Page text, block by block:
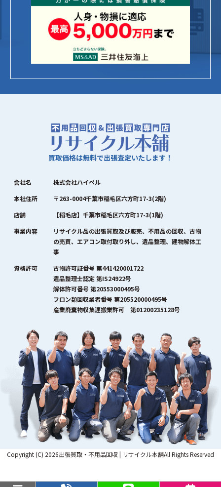
買取価格は無料で出張査定いたします！
会社名
株式会社ハイペル
本社住所
〒263-0004千葉市稲毛区六方町17-3(2階)
店舗
【稲毛店】千葉市稲毛区六方町17-3(1階)
事業内容
リサイクル品の出張買取及び販売、不用品の回収、古物
の売買、エアコン取付取り外し、遺品整理、建物解体工
事
資格許可
古物許可証番号 第441420001722
遺品整理士認定 第IS24922号
解体許可番号 第20553000495号
フロン類回収業者番号 第205520000495号
産業廃棄物収集運搬業許可 第01200235128号
Copyright (C) 2026出張買取・不用品回収 | リサイクル本舗All Rights Reserved